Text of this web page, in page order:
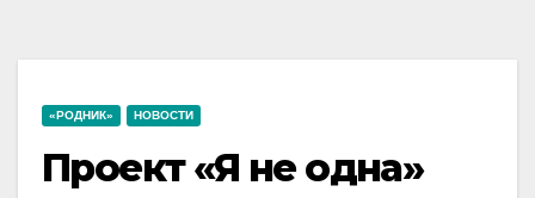
«РОДНИК» НОВОСТИ
Проект «Я не одна»